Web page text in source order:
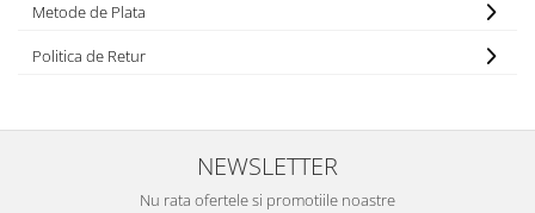
Metode de Plata
Politica de Retur
NEWSLETTER
Nu rata ofertele si promotiile noastre